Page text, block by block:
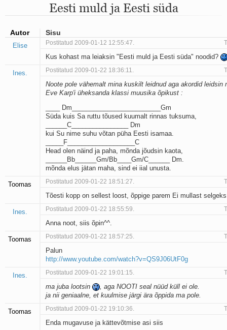
Mu isamaa on minu arm
Ma mustas öös näen...
Aeg
Oota mind
Ih-ih-hii ja ah-ah-haa
Päikeselapsed
Luigelaul
Nii vaikseks kõik on jäänud
Mis saab sellest loomusevalust
Ei mullast
Avanemine
Üleminek
Laul teost
Põhi, lõuna, ida, lääs
Elupõline kaja
Omaette
Kassimäng
Läänemere lained
Üle müüri
Kaks pihtimust
Ahtumine
Braueri lint
Eesti muld ja Eesti süda
Autor Sisu
Elise Postitatud 2009-01-12 12:55:47.
Kus kohast ma leiaksin "Eesti muld ja Eesti süda" noodid?
Ines. Postitatud 2009-01-22 18:36:11.
Noote pole vähemalt mina kuskilt leidnud aga akordid leidsin
Eve Karp'i üheksanda klassi muusika õpikust :
____ Dm_________________________Gm
Süda kuis Sa ruttu tõused kuumalt rinnas tuksuma,
______C________________ Dm
kui Su nime suhu võtan püha Eesti isamaa.
_____F___________________C
Head olen näind ja paha, mõnda jõudsin kaota,
______Bb______Gm/Bb____Gm/C______ Dm.
mõnda elus jätan maha, sind ei iial unusta.
Toomas Postitatud 2009-01-22 18:51:27.
Tõesti kopp on sellest loost, õppige parem Ei mullast selgeks
Ines. Postitatud 2009-01-22 18:55:59.
Anna noot, siis õpin^^.
Toomas Postitatud 2009-01-22 18:57:25.
Palun
http://www.youtube.com/watch?v=QS9J06UtF0g
Ines. Postitatud 2009-01-22 19:01:15.
ma juba lootsin
, aga NOOTI seal nüüd küll ei ole.
ja nii geniaalne, et kuulmise järgi ära õppida ma pole.
Toomas Postitatud 2009-01-22 19:10:36.
Enda mugavuse ja kättevõtmise asi siis